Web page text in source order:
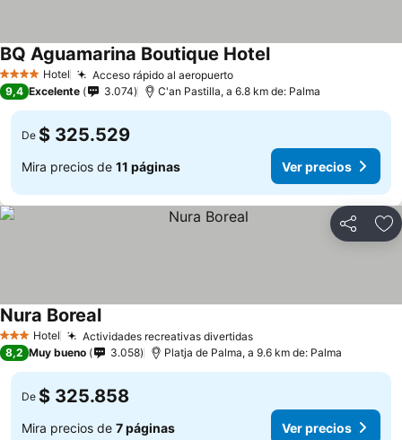
4 EstrellasHotel Acceso rápido al aeropuerto
BQ Aguamarina Boutique Hotel
9,4 Excelente 3.074 C'an Pastilla, a 6.8 km de: Palma
De $ 325.529
Mira precios de 11 páginas Ver precios
Compartir
3 Estrellas
Hotel Actividades recreativas divertidas
Nura Boreal
8,2 Muy bueno 3.058 Platja de Palma, a 9.6 km de: Palma
De $ 325.858
Mira precios de 7 páginas Ver precios